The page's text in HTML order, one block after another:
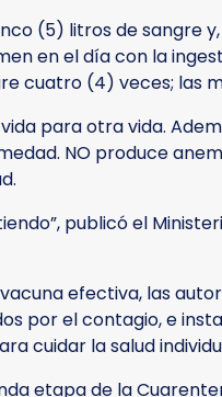
(5) litros de sangre
en el día con la
cuatro (4) veces; las
para otra vida.
NO produce
publicó el
efectiva, las
por el contagio, e
cuidar la salud
etapa de la